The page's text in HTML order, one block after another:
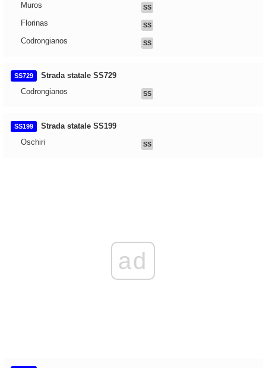
Muros SS
Florinas SS
Codrongianos SS
SS729
Strada statale SS729
Codrongianos
SS
SS199
Strada statale SS199
Oschiri
SS
ad